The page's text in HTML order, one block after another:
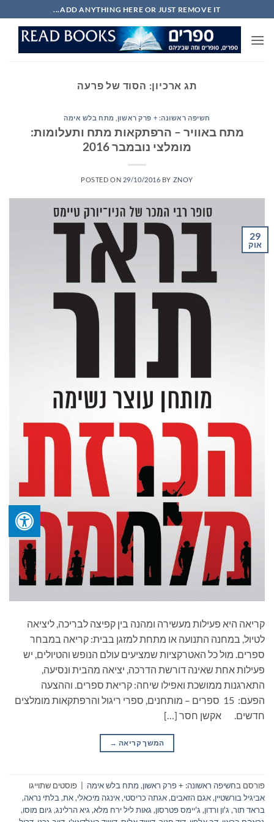
to
content
ADD ANYTHING HERE OR JUST REMOVE IT...
תג ארכיון: הסוד של פרעה
חשיפה ראשונה: + פרק ראשון מתח בלש אימה
מתח באוויר – הרפתקאות מתח ותעלומות:
מומלצי נובמבר 2016
POSTED ON 29/10/2016 BY ZNOY
29
אוק
קריאה היא פעילות מעשירה ומהנה בין קפיצה לבריכה, ליציאה
לטיול, במחנה התנועה או מתחת למזגן בבית: קריאה במבחר
ספרים. מול כל האטרקציות שמציעים עולם הנופש והטיולים, יש
פעילות אחת שאינה דורשת הדרכה, יציאה מהבית ונסיעה,
התארגנות ממושכת ואפילו שיחה: קריאת ספרים. וההצעה
הפעם: 15 ספרים – מותחנים, ספרי ריגול והרפתקאות מומלצים
חדשים. אקשן חסר […]
המשך קריאה →
פורסם בחשיפה ראשונה: + פרק ראשון, מתח בלש אימה | פוסטים שתוייגו
אביגיל בורשטיין,אגם הזאבים,אגתה כריסטי,אינגה מיכאלי,את, בלתי נראה,
בראד תור, ג'ון ורדון, ג'יימס פטרסון, גאות ליל ירח מלא, גיא הרלינג, גיום מוסו,